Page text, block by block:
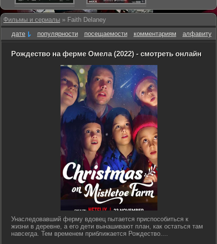
Фильмы и сериалы » Faith Delaney
дате
популярности посещаемости комментариям алфавиту
Рождество на ферме Омела (2022) - смотреть онлайн
Унаследовавший ферму вдовец пытается приспособиться к
жизни в деревне, а его дети вынашивают план, как остаться там
навсегда. Тем временем приближается Рождество....